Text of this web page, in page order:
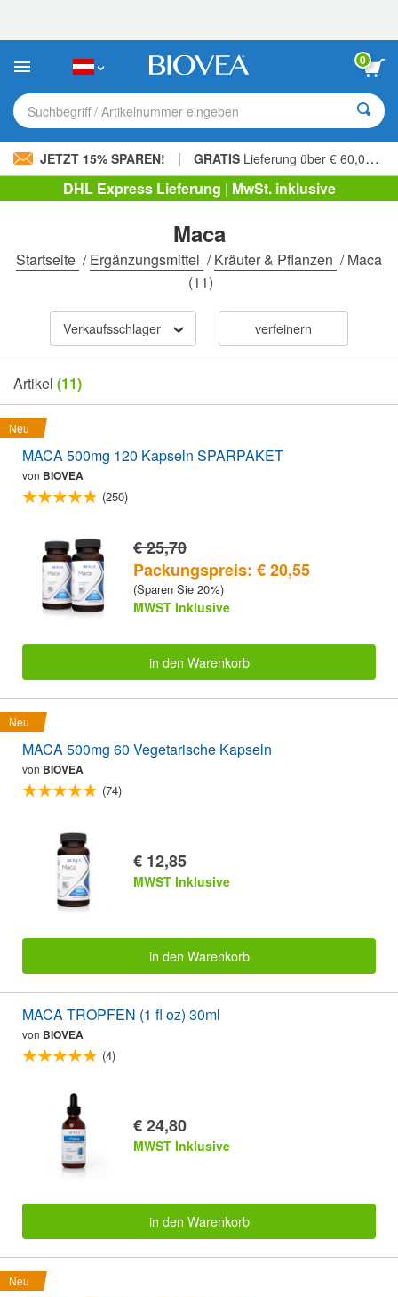
Sie:
Website
ein
Barrierefreiheitssystem.
0
Suchbegriff / Artikelnummer eingeben
JETZT 15% SPAREN! | GRATIS Lieferung über € 60,00 »
DHL Express Lieferung | MwSt. inklusive
Maca
Startseite /Ergänzungsmittel /Kräuter & Pflanzen /Maca
(11)
Verkaufsschlager verfeinern
Artikel (11)
Neu
MACA 500mg 120 Kapseln SPARPAKET
von BIOVEA
(250)
€ 25,70
Packungspreis: € 20,55
(Sparen Sie 20%)
MWST Inklusive
in den Warenkorb
Neu
MACA 500mg 60 Vegetarische Kapseln
von BIOVEA
(74)
€ 12,85
MWST Inklusive
in den Warenkorb
MACA TROPFEN (1 fl oz) 30ml
von BIOVEA
(4)
€ 24,80
MWST Inklusive
in den Warenkorb
Neu